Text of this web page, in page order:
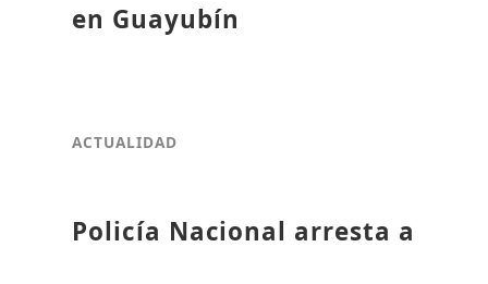
en Guayubín
ACTUALIDAD
Policía Nacional arresta a